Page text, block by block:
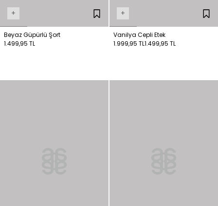
+
Beyaz Güpürlü Şort
1.499,95 TL
+
Vanilya Cepli Etek
1.999,95 TL1.499,95 TL